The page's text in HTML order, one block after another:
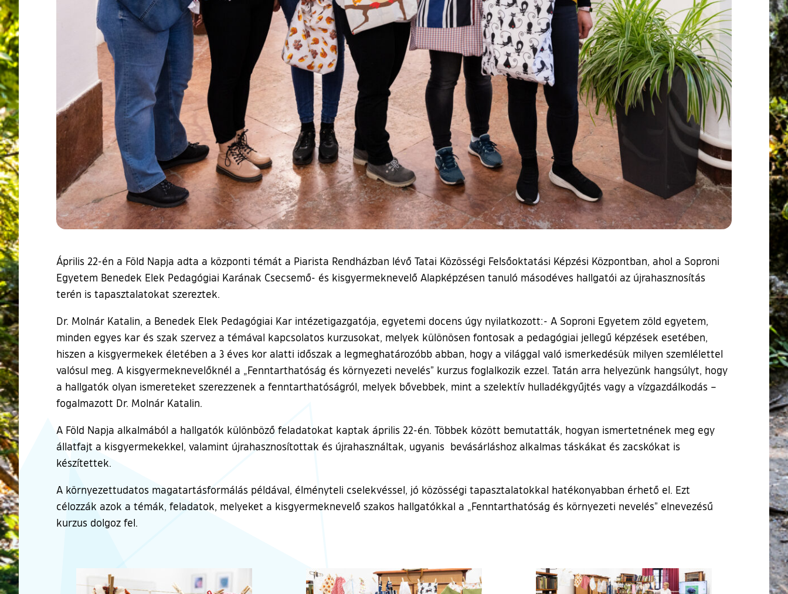
Április 22-én a Föld Napja adta a központi témát a Piarista Rendházban lévő Tatai Közösségi Felsőoktatási Képzési Központban, ahol a Soproni
Egyetem Benedek Elek Pedagógiai Karának Csecsemő- és kisgyermeknevelő Alapképzésen tanuló másodéves hallgatói az újrahasznosítás
terén is tapasztalatokat szereztek.
Dr. Molnár Katalin, a Benedek Elek Pedagógiai Kar intézetigazgatója, egyetemi docens úgy nyilatkozott:- A Soproni Egyetem zöld egyetem,
minden egyes kar és szak szervez a témával kapcsolatos kurzusokat, melyek különösen fontosak a pedagógiai jellegű képzések esetében,
hiszen a kisgyermekek életében a 3 éves kor alatti időszak a legmeghatározóbb abban, hogy a világgal való ismerkedésük milyen szemlélettel
valósul meg. A kisgyermeknevelőknél a „Fenntarthatóság és környezeti nevelés” kurzus foglalkozik ezzel. Tatán arra helyezünk hangsúlyt, hogy
a hallgatók olyan ismereteket szerezzenek a fenntarthatóságról, melyek bővebbek, mint a szelektív hulladékgyűjtés vagy a vízgazdálkodás –
fogalmazott Dr. Molnár Katalin.
A Föld Napja alkalmából a hallgatók különböző feladatokat kaptak április 22-én. Többek között bemutatták, hogyan ismertetnének meg egy
állatfajt a kisgyermekekkel, valamint újrahasznosítottak és újrahasználtak, ugyanis bevásárláshoz alkalmas táskákat és zacskókat is
készítettek.
A környezettudatos magatartásformálás példával, élményteli cselekvéssel, jó közösségi tapasztalatokkal hatékonyabban érhető el. Ezt
célozzák azok a témák, feladatok, melyeket a kisgyermeknevelő szakos hallgatókkal a „Fenntarthatóság és környezeti nevelés” elnevezésű
kurzus dolgoz fel.
Ugrás a galéria utánra